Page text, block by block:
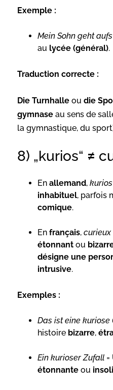
Exemple :
Mein Sohn geht
au lycée (général).
Traduction correcte :
Die Turnhalle ou die
gymnase au sens de
la gymnastique, du
8) „kurios“ ≠
En allemand, kurios
inhabituel, parfois
comique.
En français, curieux
étonnant ou
désigne une
intrusive.
Exemples :
Das ist eine kuriose
histoire bizarre,
Ein kurioser Zufall =
étonnante ou